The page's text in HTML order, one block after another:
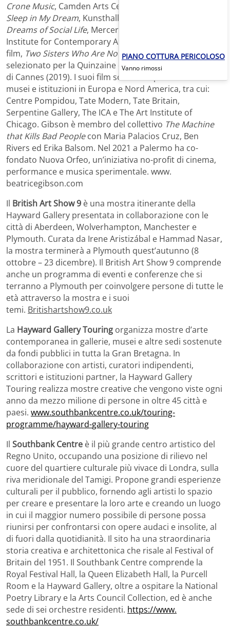
Crone Music, Camden Arts Centre, Londra;
Sleep in My Dream, Kunsthall di Bergen, Bergen;
Dreams of Social Life, Mercer Union, Toronto; KW
Institute for Contemporary Art, Berlino. Il suo ultimo
film, Two Sisters Who Are Not Sisters, è stato
selezionato per la Quinzaine des Réalisateurs al Festival
di Cannes (2019). I suoi film sono stati presentati in
musei e istituzioni in Europa e Nord America, tra cui:
Centre Pompidou, Tate Modern, Tate Britain,
Serpentine Gallery, The ICA e The Art Institute of
Chicago. Gibson è membro del collettivo The Machine
that Kills Bad Peoplecon Maria Palacios Cruz, Ben
Rivers ed Erika Balsom. Nel 2021 a Palermo ha co-
fondato Nuova Orfeo, un’iniziativa no-profit di cinema,
performance e musica sperimentale. www.
beatricegibson.com
Il British Art Show 9 è una mostra itinerante della
Hayward Gallery presentata in collaborazione con le
città di Aberdeen, Wolverhampton, Manchester e
Plymouth. Curata da Irene Aristizábal e Hammad Nasar,
la mostra terminerà a Plymouth quest’autunno (8
ottobre – 23 dicembre). Il British Art Show 9 comprende
anche un programma di eventi e conferenze che si
terranno a Plymouth per coinvolgere persone di tutte le
età attraverso la mostra e i suoi
temi. Britishartshow9.co.uk
La Hayward Gallery Touring organizza mostre d’arte
contemporanea in gallerie, musei e altre sedi sostenute
da fondi pubblici in tutta la Gran Bretagna. In
collaborazione con artisti, curatori indipendenti,
scrittori e istituzioni partner, la Hayward Gallery
Touring realizza mostre creative che vengono viste ogni
anno da mezzo milione di persone in oltre 45 città e
paesi. www.southbankcentre.co.uk/touring-
programme/hayward-gallery-touring
Il Southbank Centre è il più grande centro artistico del
Regno Unito, occupando una posizione di rilievo nel
cuore del quartiere culturale più vivace di Londra, sulla
riva meridionale del Tamigi. Propone grandi esperienze
culturali per il pubblico, fornendo agli artisti lo spazio
per creare e presentare la loro arte e creando un luogo
in cui il maggior numero possibile di persone possa
riunirsi per confrontarsi con opere audaci e insolite, al
di fuori dalla quotidianità. Il sito ha una straordinaria
storia creativa e architettonica che risale al Festival of
Britain del 1951. Il Southbank Centre comprende la
Royal Festival Hall, la Queen Elizabeth Hall, la Purcell
Room e la Hayward Gallery, oltre a ospitare la National
Poetry Library e la Arts Council Collection, ed è anche
sede di sei orchestre residenti. https://www.
southbankcentre.co.uk/
PIANO COTTURA PERICOLOSO
Vanno rimossi